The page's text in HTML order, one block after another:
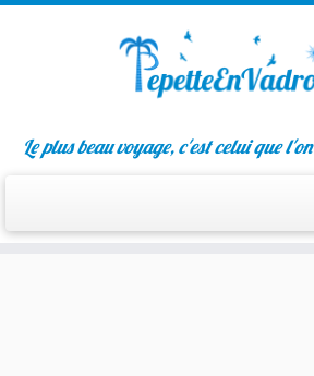
Le plus beau voyage, c'est celui que